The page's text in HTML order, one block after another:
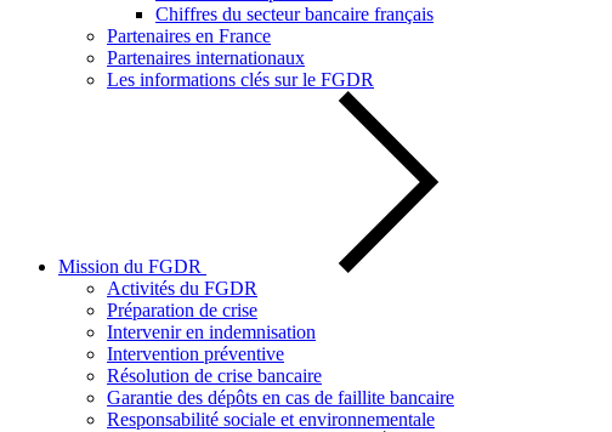
Chiffres du secteur bancaire français
Partenaires en France
Partenaires internationaux
Les informations clés sur le FGDR
Mission du FGDR
Activités du FGDR
Préparation de crise
Intervenir en indemnisation
Intervention préventive
Résolution de crise bancaire
Garantie des dépôts en cas de faillite bancaire
Responsabilité sociale et environnementale